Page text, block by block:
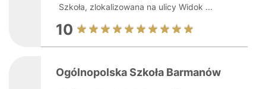
Szkoła, zlokalizowana na ulicy Widok ...
10
Ogólnopolska Szkoła Barmanów